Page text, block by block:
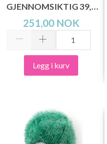
GJENNOMSIKTIG 39,5
X 19,5 CM, 10 ROM
251,00 NOK
Legg i kurv